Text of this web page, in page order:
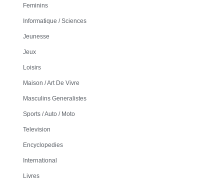
Feminins
Informatique / Sciences
Jeunesse
Jeux
Loisirs
Maison / Art De Vivre
Masculins Generalistes
Sports / Auto / Moto
Television
Encyclopedies
International
Livres